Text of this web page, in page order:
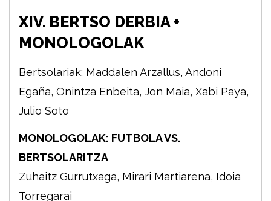
XIV. BERTSO DERBIA +
MONOLOGOLAK
Bertsolariak: Maddalen Arzallus, Andoni
Egaña, Onintza Enbeita, Jon Maia, Xabi Paya,
Julio Soto
MONOLOGOLAK: FUTBOLA VS.
BERTSOLARITZA
Zuhaitz Gurrutxaga, Mirari Martiarena, Idoia
Torregarai